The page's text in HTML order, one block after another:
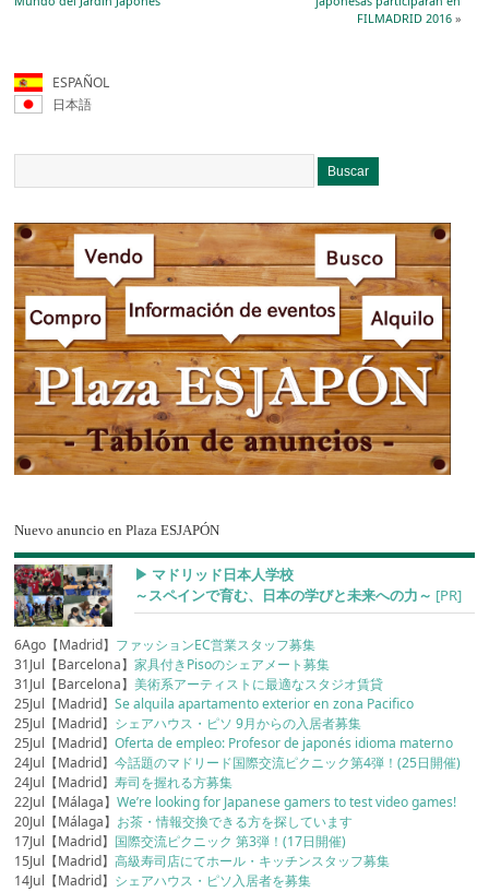
FILMADRID 2016»
ESPAÑOL
日本語
Nuevo anuncio en Plaza ESJAPÓN
▶︎ マドリッド日本人学校
～スペインで育む、日本の学びと未来への力～ [PR]
6Ago【Madrid】 ファッションEC営業スタッフ募集
31Jul【Barcelona】家具付きPisoのシェアメート募集
31Jul【Barcelona】美術系アーティストに最適なスタジオ賃貸
25Jul【Madrid】Se alquila apartamento exterior en zona Pacifico
25Jul【Madrid】 シェアハウス・ピソ 9月からの入居者募集
25Jul【Madrid】Oferta de empleo: Profesor de japonés idioma materno
24Jul【Madrid】今話題のマドリード国際交流ピクニック第4弾！(25日開催)
24Jul【Madrid】寿司を握れる方募集
22Jul【Málaga】We’re looking for Japanese gamers to test video games!
20Jul【Málaga】 お茶・情報交換できる方を探しています
17Jul【Madrid】 国際交流ピクニック 第3弾！(17日開催)
15Jul【Madrid】高級寿司店にてホール・キッチンスタッフ募集
14Jul【Madrid】 シェアハウス・ピソ入居者を募集